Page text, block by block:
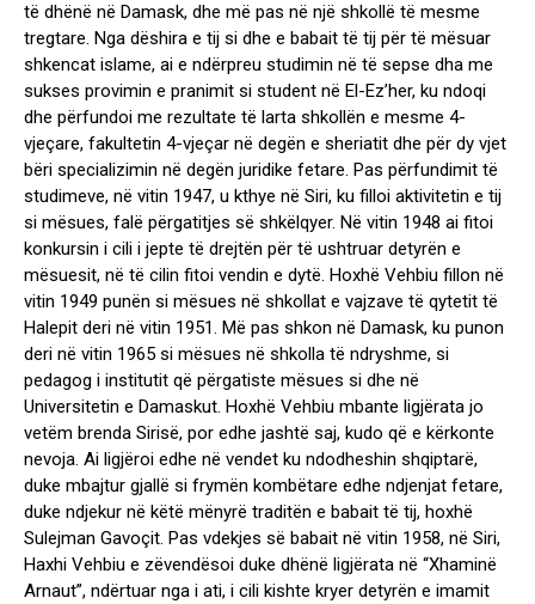
të dhënë në Damask, dhe më pas në një shkollë të mesme
tregtare. Nga dëshira e tij si dhe e babait të tij për të mësuar
shkencat islame, ai e ndërpreu studimin në të sepse dha me
sukses provimin e pranimit si student në El-Ez’her, ku ndoqi
dhe përfundoi me rezultate të larta shkollën e mesme 4-
vjeçare, fakultetin 4-vjeçar në degën e sheriatit dhe për dy vjet
bëri specializimin në degën juridike fetare. Pas përfundimit të
studimeve, në vitin 1947, u kthye në Siri, ku filloi aktivitetin e tij
si mësues, falë përgatitjes së shkëlqyer. Në vitin 1948 ai fitoi
konkursin i cili i jepte të drejtën për të ushtruar detyrën e
mësuesit, në të cilin fitoi vendin e dytë. Hoxhë Vehbiu fillon në
vitin 1949 punën si mësues në shkollat e vajzave të qytetit të
Halepit deri në vitin 1951. Më pas shkon në Damask, ku punon
deri në vitin 1965 si mësues në shkolla të ndryshme, si
pedagog i institutit që përgatiste mësues si dhe në
Universitetin e Damaskut. Hoxhë Vehbiu mbante ligjërata jo
vetëm brenda Sirisë, por edhe jashtë saj, kudo që e kërkonte
nevoja. Ai ligjëroi edhe në vendet ku ndodheshin shqiptarë,
duke mbajtur gjallë si frymën kombëtare edhe ndjenjat fetare,
duke ndjekur në këtë mënyrë traditën e babait të tij, hoxhë
Sulejman Gavoçit. Pas vdekjes së babait në vitin 1958, në Siri,
Haxhi Vehbiu e zëvendësoi duke dhënë ligjërata në “Xhaminë
Arnaut”, ndërtuar nga i ati, i cili kishte kryer detyrën e imamit